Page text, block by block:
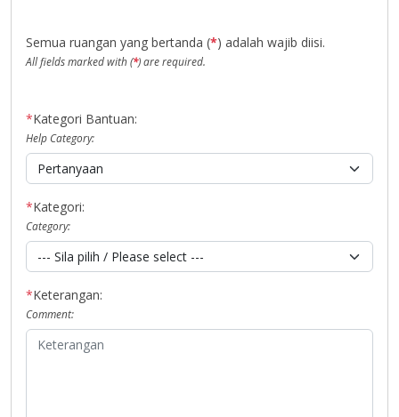
Semua ruangan yang bertanda (*) adalah wajib diisi.
All fields marked with (*) are required.
*Kategori Bantuan:
Help Category:
*Kategori:
Category:
*Keterangan:
Comment: